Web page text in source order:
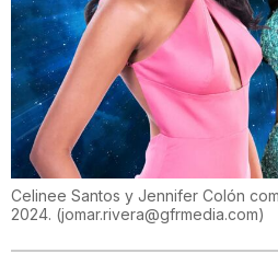
Celinee Santos y Jennifer Colón
2024. (jomar.rivera@gfrmedia.com)